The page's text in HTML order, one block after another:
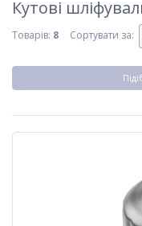
Кутові
Товарів: 8 Сортувати за: